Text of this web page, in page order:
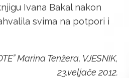
Ivana Bakal nakon
svima na potpori i
Marina Tenžera, VJESNIK,
23.veljače 2012.